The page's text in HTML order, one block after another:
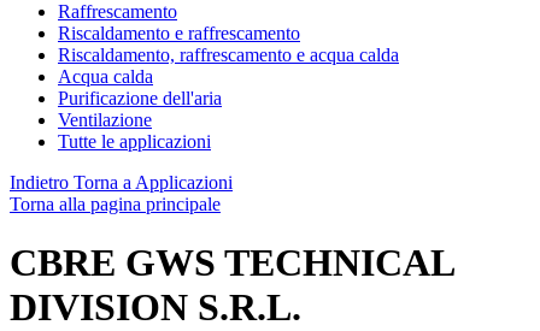
Raffrescamento
Riscaldamento e raffrescamento
Riscaldamento, raffrescamento e acqua calda
Acqua calda
Purificazione dell'aria
Ventilazione
Tutte le applicazioni
Indietro Torna a Applicazioni
Torna alla pagina principale
CBRE GWS TECHNICAL
DIVISION S.R.L.